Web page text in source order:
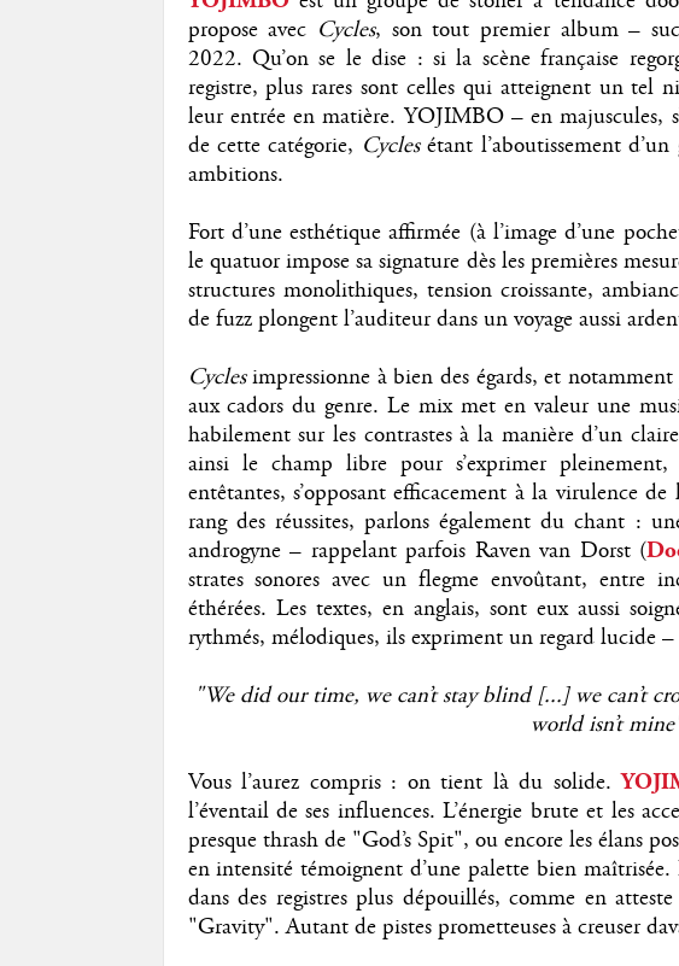
propose avec Cycles, son tout premier album –
2022. Qu’on se le dise : si la scène française
registre, plus rares sont celles qui atteignent un tel
leur entrée en matière. YOJIMBO – en majuscules,
de cette catégorie, Cyclesétant l’aboutissement
ambitions.
Fort d’une esthétique affirmée (à l’image d’une
le quatuor impose sa signature dès les premières
structures monolithiques, tension croissante,
de fuzz plongent l’auditeur dans un voyage aussi
Cyclesimpressionne à bien des égards, et
aux cadors du genre. Le mix met en valeur une
habilement sur les contrastes à la manière d’un
ainsi le champ libre pour s’exprimer
entêtantes, s’opposant efficacement à la virulence
rang des réussites, parlons également du chant :
androgyne – rappelant parfois Raven van Dorst (
strates sonores avec un flegme envoûtant, entre
éthérées. Les textes, en anglais, sont eux aussi
rythmés, mélodiques, ils expriment un regard lucide
"We did our time, we can’t stay blind [...] we can’t
world isn’t
Vous l’aurez compris : on tient là du solide.
l’éventail de ses influences. L’énergie brute et les
presque thrash de "God’s Spit", ou encore les élans
en intensité témoignent d’une palette bien maîtrisée.
dans des registres plus dépouillés, comme en
"Gravity". Autant de pistes prometteuses à creuser